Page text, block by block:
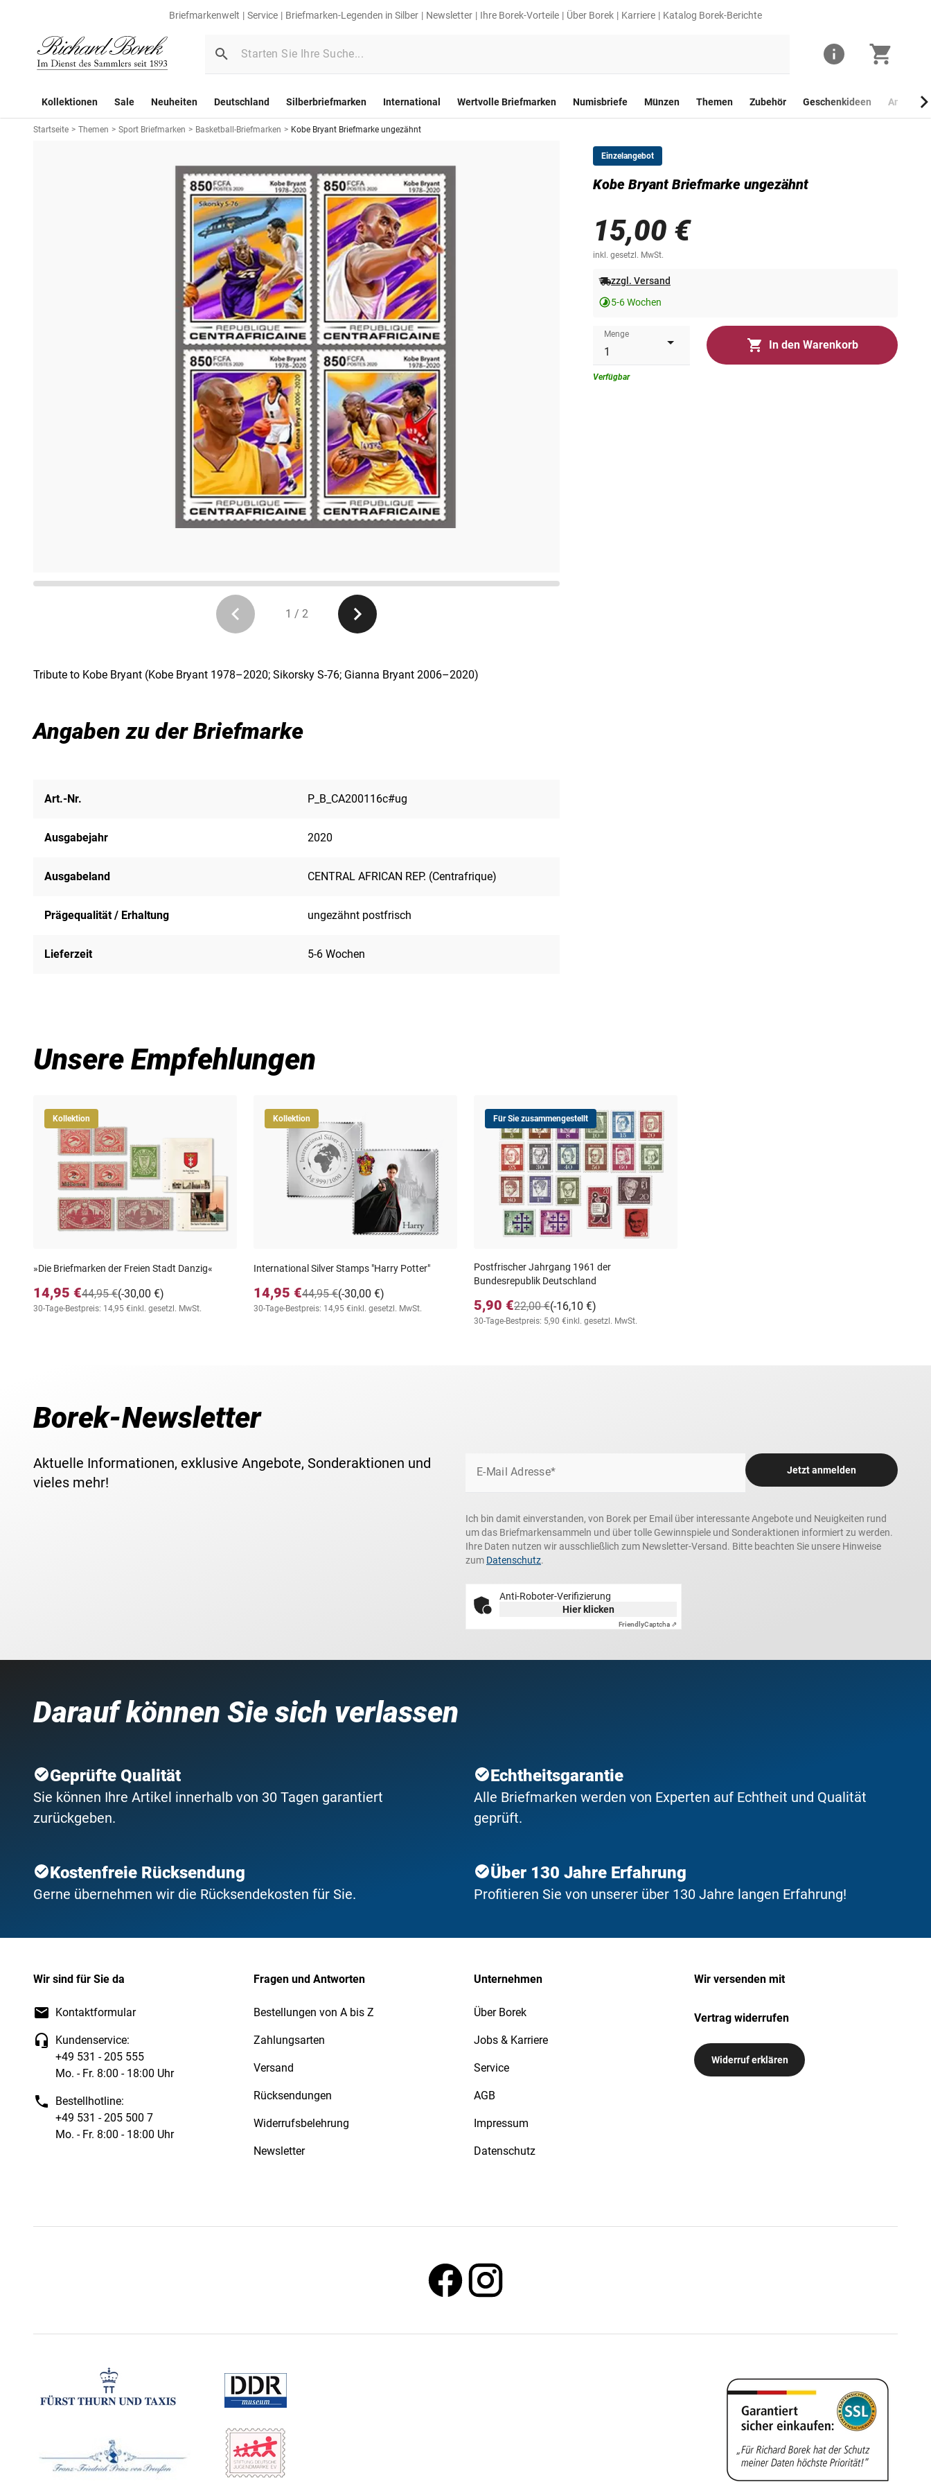
Briefmarkenwelt Service Briefmarken-Legenden in Silber Newsletter Ihre Borek-Vorteile Über Borek Karriere Katalog Borek-Berichte
Kollektionen Sale Neuheiten Deutschland Silberbriefmarken International Wertvolle Briefmarken Numisbriefe Münzen Themen Zubehör Geschenkideen
Startseite > Themen > Sport Briefmarken > Basketball-Briefmarken > Kobe Bryant Briefmarke ungezähnt
1 / 2
Einzelangebot
Kobe Bryant Briefmarke ungezähnt
15,00 €
inkl. gesetzl. MwSt.
zzgl. Versand
5-6 Wochen
Menge
In den Warenkorb
Verfügbar
Tribute to Kobe Bryant (Kobe Bryant 1978–2020; Sikorsky S-76; Gianna Bryant 2006–2020)
Angaben zu der Briefmarke
Art.-Nr. P_B_CA200116c#ug
Ausgabejahr 2020
Ausgabeland CENTRAL AFRICAN REP. (Centrafrique)
Prägequalität / Erhaltung ungezähnt postfrisch
Lieferzeit 5-6 Wochen
Unsere Empfehlungen
Kollektion
»Die Briefmarken der Freien Stadt Danzig«
14,95 € (-30,00 €)
44,95 €
30-Tage-Bestpreis: 14,95 €inkl. gesetzl. MwSt.
Kollektion
International Silver Stamps "Harry Potter"
14,95 € (-30,00 €)
44,95 €
30-Tage-Bestpreis: 14,95 €inkl. gesetzl. MwSt.
Für Sie zusammengestellt
Postfrischer Jahrgang 1961 der
Bundesrepublik Deutschland
5,90 € (-16,10 €)
22,00 €
30-Tage-Bestpreis: 5,90 €inkl. gesetzl. MwSt.
Borek-Newsletter
Aktuelle Informationen, exklusive Angebote, Sonderaktionen und
vieles mehr!
E-Mail Adresse* Jetzt anmelden
Ich bin damit einverstanden, von Borek per Email über interessante Angebote und Neuigkeiten rund
um das Briefmarkensammeln und über tolle Gewinnspiele und Sonderaktionen informiert zu werden.
Ihre Daten nutzen wir ausschließlich zum Newsletter-Versand. Bitte beachten Sie unsere Hinweise
zum Datenschutz.
Anti-Roboter-Verifizierung
Hier klicken
FriendlyCaptcha ⇗
Darauf können Sie sich verlassen
Geprüfte Qualität
Sie können Ihre Artikel innerhalb von 30 Tagen garantiert
zurückgeben.
Echtheitsgarantie
Alle Briefmarken werden von Experten auf Echtheit und Qualität
geprüft.
Kostenfreie Rücksendung
Gerne übernehmen wir die Rücksendekosten für Sie.
Über 130 Jahre Erfahrung
Profitieren Sie von unserer über 130 Jahre langen Erfahrung!
Wir sind für Sie da
Kontaktformular
Kundenservice:
+49 531 - 205 555
Mo. - Fr. 8:00 - 18:00 Uhr
Bestellhotline:
+49 531 - 205 500 7
Mo. - Fr. 8:00 - 18:00 Uhr
Fragen und Antworten
Bestellungen von A bis Z
Zahlungsarten
Versand
Rücksendungen
Widerrufsbelehrung
Newsletter
Unternehmen
Über Borek
Jobs & Karriere
Service
AGB
Impressum
Datenschutz
Wir versenden mit
Vertrag widerrufen
Widerruf erklären